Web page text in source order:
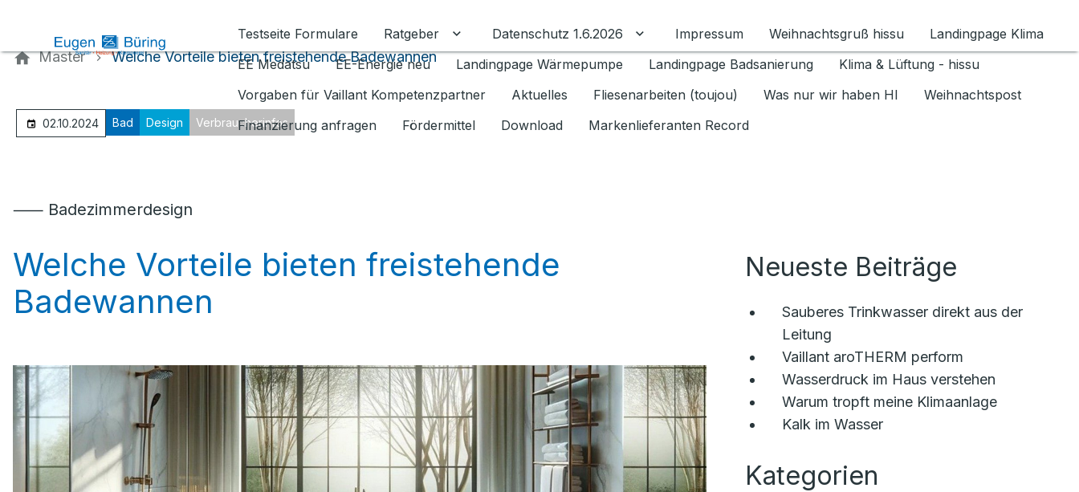
Testseite Formulare
Ratgeber Untermenü für Ratgeber umschalten
Datenschutz 1.6.2026 Untermenü für Datenschutz 1.6.2026 umschalten
Impressum Weihnachtsgruß hissu
Landingpage Klima
EE Medatsu
EE-Energie neu Landingpage Wärmepumpe Landingpage Badsanierung
Klima & Lüftung - hissu
Vorgaben für Vaillant Kompetenzpartner
Aktuelles Fliesenarbeiten (toujou) Was nur wir haben HI
Weihnachtspost
Finanzierung anfragen
Fördermittel Download Markenlieferanten Record
Master Welche Vorteile bieten freistehende Badewannen
02.10.2024 Bad Design Verbraucherinfos
⸺ Badezimmerdesign
Welche Vorteile bieten freistehende
Badewannen
Neueste Beiträge
Sauberes Trinkwasser direkt aus der
Leitung
Vaillant aroTHERM perform
Wasserdruck im Haus verstehen
Warum tropft meine Klimaanlage
Kalk im Wasser
Kategorien